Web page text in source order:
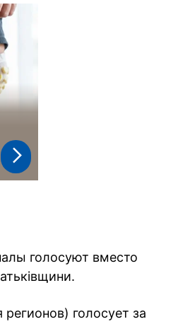
голосуют вместо
голосует за